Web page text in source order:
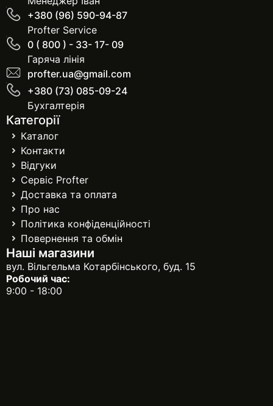
+380 (96) 590-94-87
Profter Service
0 ( 800 ) - 33- 17- 09
Гаряча лінія
profter.ua@gmail.com
+380 (73) 085-09-24
Бухгалтерія
Категорії
Каталог
Контакти
Відгуки
Сервіс Profter
Доставка та оплата
Про нас
Політика конфіденційності
Повернення та обмін
Наші магазини
вул. Вільгельма Котарбінського, буд. 15
Робочий час:
9:00 - 18:00